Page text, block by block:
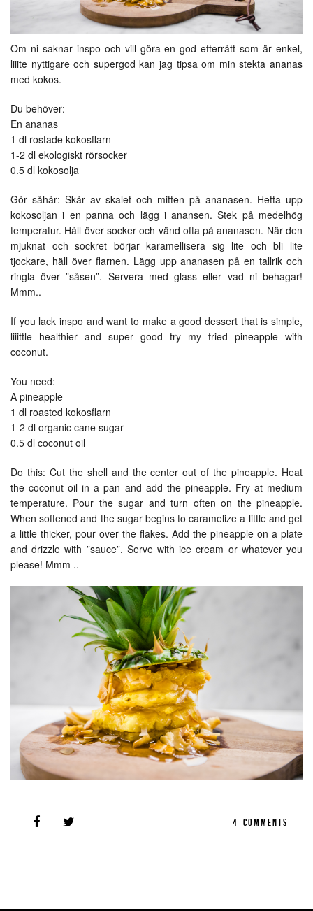
Om ni saknar inspo och vill göra en god efterrätt som är enkel,
liiite nyttigare och supergod kan jag tipsa om min stekta ananas
med kokos.
Du behöver:
En ananas
1 dl rostade kokosflarn
1-2 dl ekologiskt rörsocker
0.5 dl kokosolja
Gör såhär: Skär av skalet och mitten på ananasen. Hetta upp
kokosoljan i en panna och lägg i anansen. Stek på medelhög
temperatur. Häll över socker och vänd ofta på ananasen. När den
mjuknat och sockret börjar karamellisera sig lite och bli lite
tjockare, häll över flarnen. Lägg upp ananasen på en tallrik och
ringla över ”såsen”. Servera med glass eller vad ni behagar!
Mmm..
If you lack inspo and want to make a good dessert that is simple,
liiittle healthier and super good try my fried pineapple with
coconut.
You need:
A pineapple
1 dl roasted kokosflarn
1-2 dl organic cane sugar
0.5 dl coconut oil
Do this: Cut the shell and the center out of the pineapple. Heat
the coconut oil in a pan and add the pineapple. Fry at medium
temperature. Pour the sugar and turn often on the pineapple.
When softened and the sugar begins to caramelize a little and get
a little thicker, pour over the flakes. Add the pineapple on a plate
and drizzle with ”sauce”. Serve with ice cream or whatever you
please! Mmm ..
4 COMMENTS